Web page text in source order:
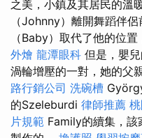
之美，小鎮及其居民的溫
（Johnny）離開舞蹈伴
（Baby）取代了他的位
外燴 龍潭眼科 但是，嬰
渦輪增壓的一對，她的父
路行銷公司 洗碗槽
的Szeleburdi 律師推薦
片規範 Family的續集，